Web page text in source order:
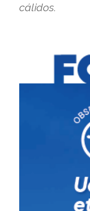
cálidos.